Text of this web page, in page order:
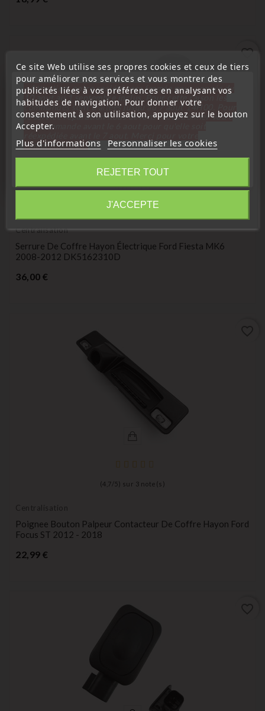
5/ 5) sur1note(s)
Centralisation
Serrure De Coffre Hayon Électrique Ford Fiesta MK6
2008-2012 DK5162310D
36,00 €
favorite_border
(4,7 / 5) sur 3 note(s)
Centralisation
Poignee Bouton Palpeur Contacteur De Coffre Hayon Ford
Focus ST 2012 - 2018
22,99 €
Ce site Web utilise ses propres cookies et ceux de tiers
pour améliorer nos services et vous montrer des
publicités liées à vos préférences en analysant vos
habitudes de navigation. Pour donner votre
consentement à son utilisation, appuyez sur le bouton
Accepter.
Plus d'informations Personnaliser les cookies
REJETER TOUT
J'ACCEPTE
« Attention, notre société sera fermée pour congés du
10 aout au 1 septembre inclus. Pour cette raison les
commandes sont traitées jusqu'au 7 aout 14H00. Pour
le service réparation nous devons réceptionner votre
télécommande avant le 6 aout pour qu'elle soit
compréhension»
Fermer
Information